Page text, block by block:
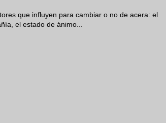
que influyen para cambiar o no de acera: el
el estado de ánimo...